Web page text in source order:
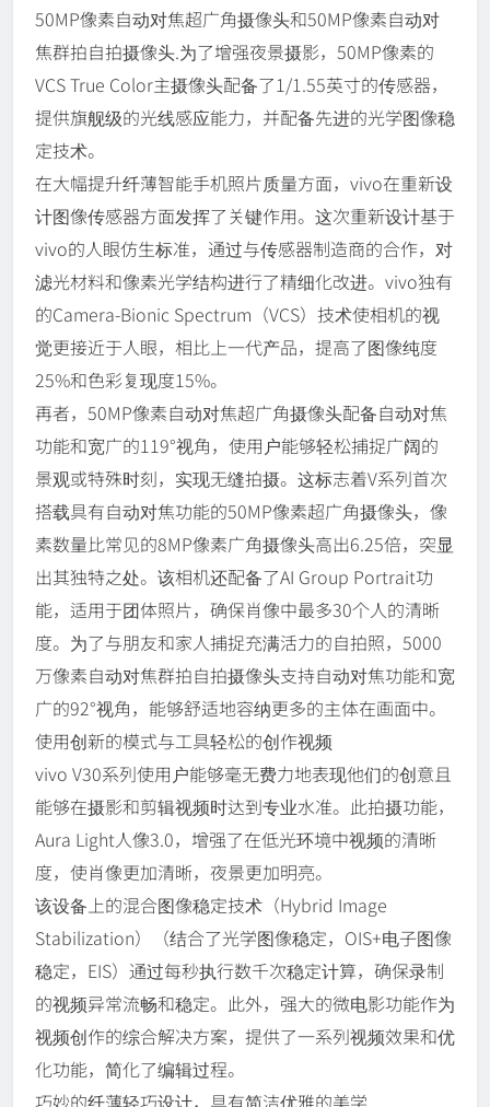
50MP像素自动对焦超广角摄像头和50MP像素自动对
焦群拍自拍摄像头.为了增强夜景摄影，50MP像素的
VCS True Color主摄像头配备了1/1.55英寸的传感器，
提供旗舰级的光线感应能力，并配备先进的光学图像稳
定技术。
在大幅提升纤薄智能手机照片质量方面，vivo在重新设
计图像传感器方面发挥了关键作用。这次重新设计基于
vivo的人眼仿生标准，通过与传感器制造商的合作，对
滤光材料和像素光学结构进行了精细化改进。vivo独有
的Camera-Bionic Spectrum（VCS）技术使相机的视
觉更接近于人眼，相比上一代产品，提高了图像纯度
25%和色彩复现度15%。
再者，50MP像素自动对焦超广角摄像头配备自动对焦
功能和宽广的119°视角，使用户能够轻松捕捉广阔的
景观或特殊时刻，实现无缝拍摄。这标志着V系列首次
搭载具有自动对焦功能的50MP像素超广角摄像头，像
素数量比常见的8MP像素广角摄像头高出6.25倍，突显
出其独特之处。该相机还配备了AI Group Portrait功
能，适用于团体照片，确保肖像中最多30个人的清晰
度。为了与朋友和家人捕捉充满活力的自拍照，5000
万像素自动对焦群拍自拍摄像头支持自动对焦功能和宽
广的92°视角，能够舒适地容纳更多的主体在画面中。
使用创新的模式与工具轻松的创作视频
vivo V30系列使用户能够毫无费力地表现他们的创意且
能够在摄影和剪辑视频时达到专业水准。此拍摄功能，
Aura Light人像3.0，增强了在低光环境中视频的清晰
度，使肖像更加清晰，夜景更加明亮。
该设备上的混合图像稳定技术（Hybrid Image
Stabilization）（结合了光学图像稳定，OIS+电子图像
稳定，EIS）通过每秒执行数千次稳定计算，确保录制
的视频异常流畅和稳定。此外，强大的微电影功能作为
视频创作的综合解决方案，提供了一系列视频效果和优
化功能，简化了编辑过程。
巧妙的纤薄轻巧设计，具有简洁优雅的美学